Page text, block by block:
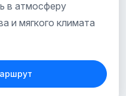
в атмосферу
и мягкого климата